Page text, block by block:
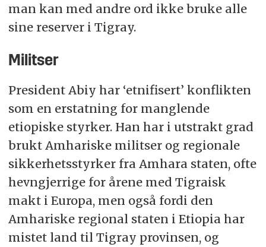
man kan med andre ord ikke bruke alle
sine reserver i Tigray.
Militser
President Abiy har ‘etnifisert’ konflikten
som en erstatning for manglende
etiopiske styrker. Han har i utstrakt grad
brukt Amhariske militser og regionale
sikkerhetsstyrker fra Amhara staten, ofte
hevngjerrige for årene med Tigraisk
makt i Europa, men også fordi den
Amhariske regional staten i Etiopia har
mistet land til Tigray provinsen, og